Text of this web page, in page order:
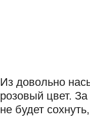
Из довольно
розовый цвет.
не будет